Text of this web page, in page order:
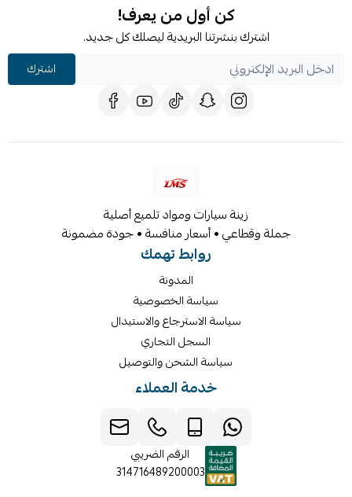
كن أول من يعرف!
اشترك بنشرتنا البريدية ليصلك كل جديد.
اشترك
زينة سيارات ومواد تلميع أصلية
جملة وقطاعي • أسعار منافسة • جودة مضمونة
روابط تهمك
المدونة
سياسة الخصوصية
سياسة الاسترجاع والاستبدال
السجل التجاري
سياسة الشحن والتوصيل
خدمة العملاء
الرقم الضريبي
314716489200003